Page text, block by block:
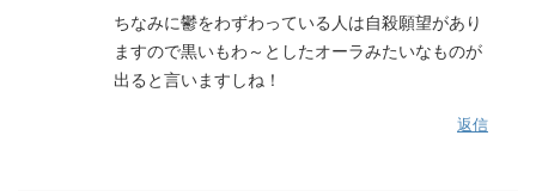
ちなみに鬱をわずわっている人は自殺願望があり
ますので黒いもわ～としたオーラみたいなものが
出ると言いますしね！
返信